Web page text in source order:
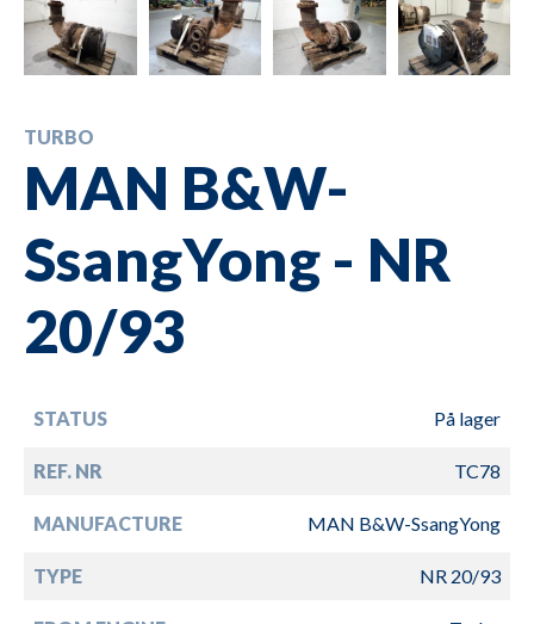
TURBO
MAN B&W-
SsangYong - NR
20/93
STATUS På lager
REF. NR TC78
MANUFACTURE MAN B&W-SsangYong
TYPE NR 20/93